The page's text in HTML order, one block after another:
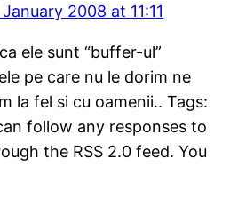
2008 at 11:11
ele sunt “buffer-ul”
pe care nu le dorim ne
la fel si cu oamenii.. Tags:
follow any responses to
the RSS 2.0 feed. You